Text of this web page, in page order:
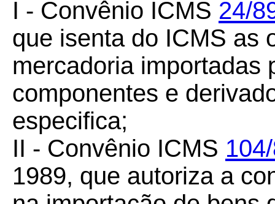
I - Convênio ICMS 24/
que isenta do ICMS as
mercadoria importadas
componentes e
especifica;
II - Convênio ICMS
1989, que autoriza a